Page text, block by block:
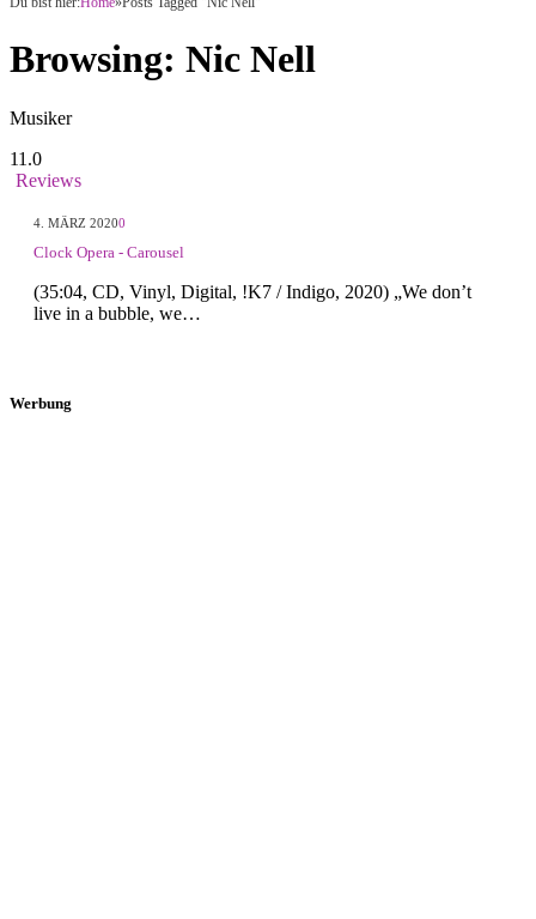
Browsing: Nic Nell
Musiker
11.0
Reviews
4. MÄRZ 20200
Clock Opera - Carousel
(35:04, CD, Vinyl, Digital, !K7 / Indigo, 2020) „We don’t
live in a bubble, we…
Werbung